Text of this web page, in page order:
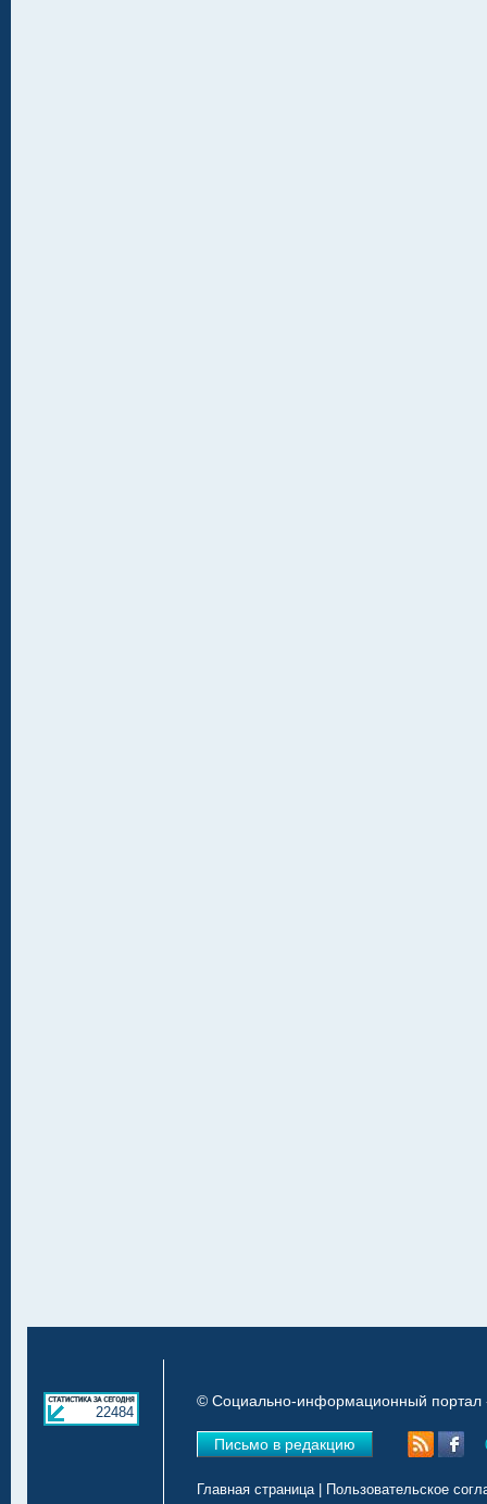
22484
© Социально-информационный портал
Письмо в редакцию
Главная страница| Пользовательское